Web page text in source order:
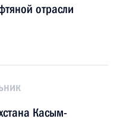
отрасли
Касым-